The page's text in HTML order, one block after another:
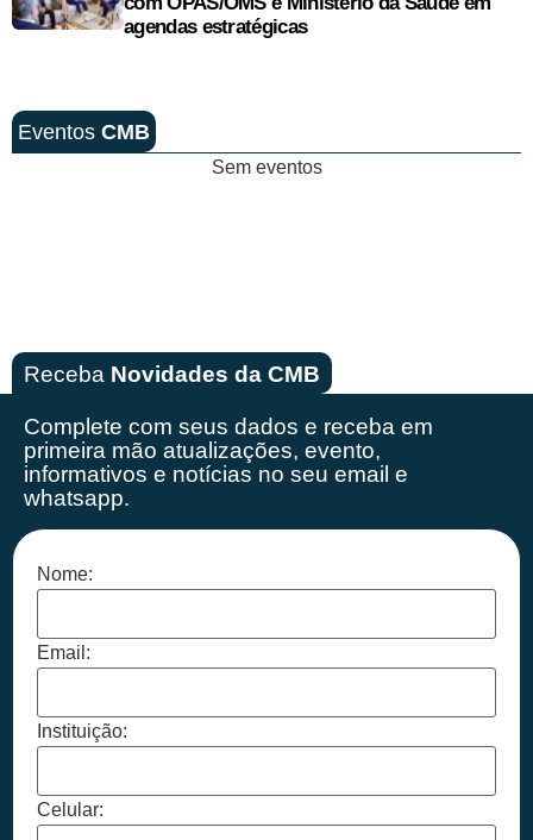
agendas estratégicas
Eventos CMB
Sem eventos
Receba Novidades da CMB
Complete com seus dados e receba em
primeira mão atualizações, evento,
informativos e notícias no seu email e
whatsapp.
Nome:
Email:
Instituição:
Celular: